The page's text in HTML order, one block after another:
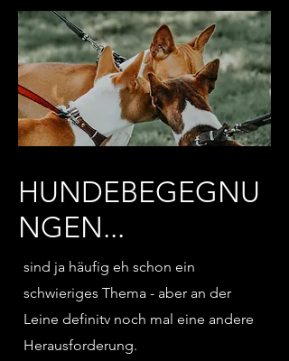
HUNDEBEGEGNU
NGEN...
sind ja häufig eh schon ein
schwieriges Thema - aber an der
Leine definitv noch mal eine andere
Herausforderung.